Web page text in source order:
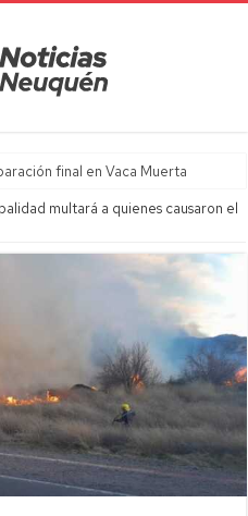
final en Vaca Muerta
multará a quienes causaron el